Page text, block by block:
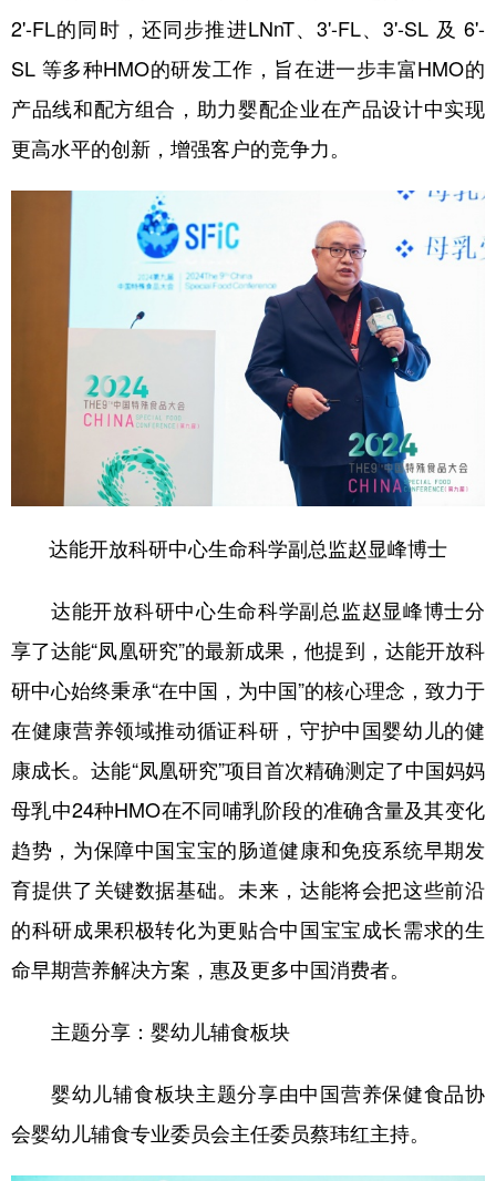
2'-FL的同时，还同步推进LNnT、3'-FL、3'-SL 及 6'-
SL 等多种HMO的研发工作，旨在进一步丰富HMO的
产品线和配方组合，助力婴配企业在产品设计中实现
更高水平的创新，增强客户的竞争力。
达能开放科研中心生命科学副总监赵显峰博士
达能开放科研中心生命科学副总监赵显峰博士分
享了达能“凤凰研究”的最新成果，他提到，达能开放科
研中心始终秉承“在中国，为中国”的核心理念，致力于
在健康营养领域推动循证科研，守护中国婴幼儿的健
康成长。达能“凤凰研究”项目首次精确测定了中国妈妈
母乳中24种HMO在不同哺乳阶段的准确含量及其变化
趋势，为保障中国宝宝的肠道健康和免疫系统早期发
育提供了关键数据基础。未来，达能将会把这些前沿
的科研成果积极转化为更贴合中国宝宝成长需求的生
命早期营养解决方案，惠及更多中国消费者。
主题分享：婴幼儿辅食板块
婴幼儿辅食板块主题分享由中国营养保健食品协
会婴幼儿辅食专业委员会主任委员蔡玮红主持。